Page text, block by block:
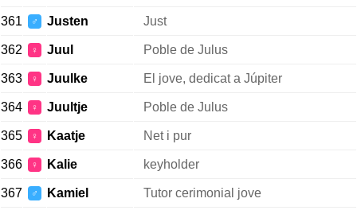
361 ♂ Justen Just
362 ♀ Juul Poble de Julus
363 ♀ Juulke El jove, dedicat a Júpiter
364 ♀ Juultje Poble de Julus
365 ♀ Kaatje Net i pur
366 ♀ Kalie keyholder
367 ♂ Kamiel Tutor cerimonial jove